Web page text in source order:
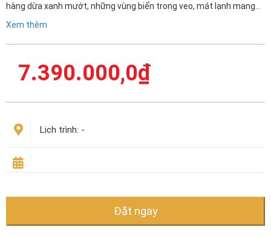
hàng dừa xanh mướt, những vùng biển trong veo, mát lạnh mang…
Xem thêm
7.390.000,0₫
Lịch trình: -
Đặt ngay